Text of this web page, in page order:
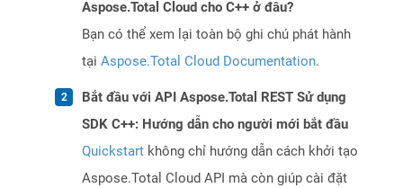
Aspose.Total Cloud cho C++ ở đâu?
Bạn có thể xem lại toàn bộ ghi chú phát hành
tại Aspose.Total Cloud Documentation.
Bắt đầu với API Aspose.Total REST Sử dụng
SDK C++: Hướng dẫn cho người mới bắt đầu
Quickstart không chỉ hướng dẫn cách khởi tạo
Aspose.Total Cloud API mà còn giúp cài đặt